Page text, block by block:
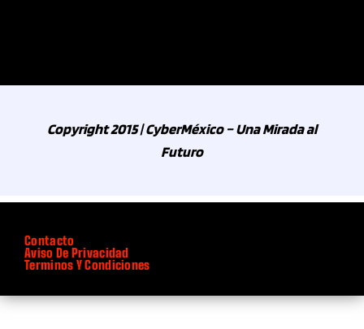
Copyright 2015 | CyberMéxico – Una Mirada al
Futuro
Contacto
Aviso De Privacidad
Terminos Y Condiciones